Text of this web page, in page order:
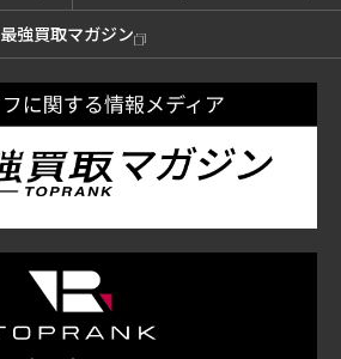
最強買取マガジン